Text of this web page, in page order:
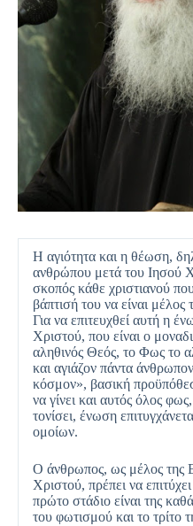
Η αγιότητα και η θέωση,
ανθρώπου μετά του Ιησού
σκοπός κάθε χριστιανού
βάπτισή του να είναι
Για να επιτευχθεί αυτή η
Χριστού, που είναι ο
αληθινός Θεός, το Φως το
και αγιάζον πάντα
κόσμον», βασική
να γίνει και αυτός όλος
τονίσει, ένωση
ομοίων.
Ο άνθρωπος, ως μέλος της
Χριστού, πρέπει να
πρώτο στάδιο είναι της
του φωτισμού και το τρίτο